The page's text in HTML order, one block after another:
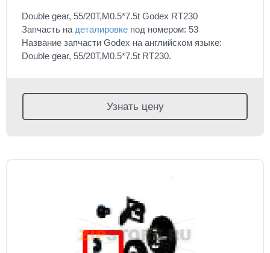
Double gear, 55/20T,M0.5*7.5t Godex RT230
Запчасть на деталировке под номером: 53
Название запчасти Godex на английском языке:
Double gear, 55/20T,M0.5*7.5t RT230.
Узнать цену